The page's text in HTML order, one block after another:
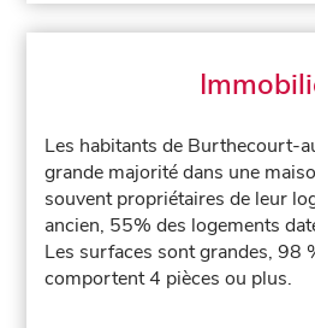
Les habitants de Burthecourt-
grande majorité dans une
souvent propriétaires de leur
ancien, 55% des logements
Les surfaces sont grandes, 98
comportent 4 pièces ou plus.